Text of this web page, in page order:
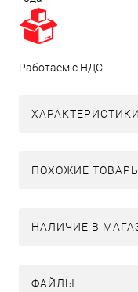
Работаем с НДС
ХАРАКТЕРИСТИКИ
ПОХОЖИЕ
НАЛИЧИЕ В
ФАЙЛЫ